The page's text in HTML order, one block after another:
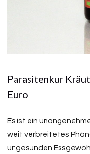
Parasitenkur
Euro
Es ist ein
weit verbreitetes
ungesunden